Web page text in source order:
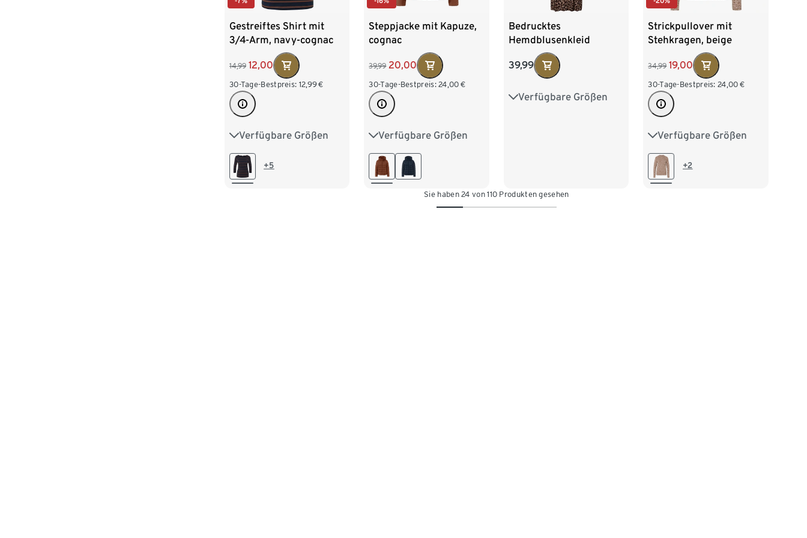
Gestreiftes Shirt mit
3/4-Arm, navy-cognac
14,99 12,00
30-Tage-Bestpreis: 12,99€
Verfügbare Größen
S 36/38 M 40/42
L 44/46+5
Steppjacke mit Kapuze,
cognac
39,99 20,00
30-Tage-Bestpreis: 24,00 €
Verfügbare Größen
36 38 40 42
44 46
Bedrucktes
Hemdblusenkleid
39,99
Verfügbare Größen
36 38 40 42
Strickpullover mit
Stehkragen, beige
meliert mit hellbraunem
Leo-Alloverprint
34,99 19,00
30-Tage-Bestpreis: 24,00 €
Verfügbare Größen
S 36/38 M 40/42
L 44/46+2
Sie haben 24 von 110 Produkten gesehen